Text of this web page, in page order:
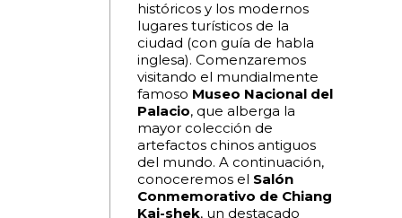
históricos y los modernos
lugares turísticos de la
ciudad (con guía de habla
inglesa). Comenzaremos
visitando el mundialmente
famoso Museo Nacional del
Palacio, que alberga la
mayor colección de
artefactos chinos antiguos
del mundo. A continuación,
conoceremos el Salón
Conmemorativo de Chiang
Kai-shek, un destacado